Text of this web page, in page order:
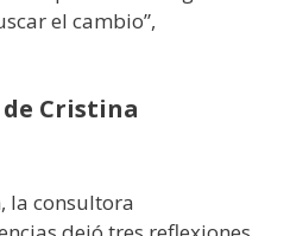
el cambio”,
Cristina
la consultora